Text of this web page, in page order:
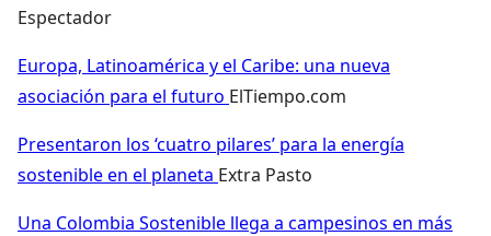
Espectador
Europa, Latinoamérica y el Caribe: una nueva
asociación para el futuro ElTiempo.com
Presentaron los ‘cuatro pilares’ para la energía
sostenible en el planeta Extra Pasto
Una Colombia Sostenible llega a campesinos en más